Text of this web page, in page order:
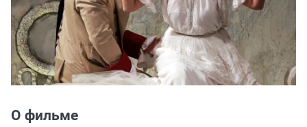
О фильме